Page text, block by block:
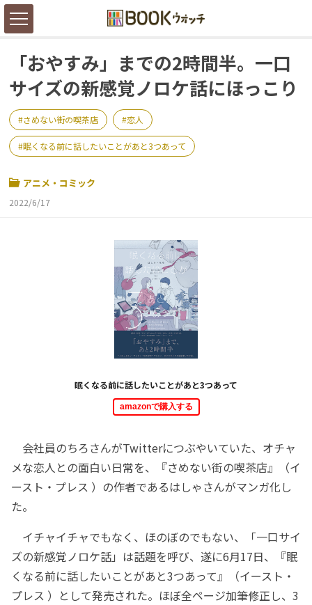
「おやすみ」までの2時間半。一口
サイズの新感覚ノロケ話にほっこり
さめない街の喫茶店 恋人
眠くなる前に話したいことがあと3つあって
アニメ・コミック
2022/6/17
眠くなる前に話したいことがあと3つあって
amazonで購入する
会社員のちろさんがTwitterにつぶやいていた、オチャ
メな恋人との面白い日常を、『さめない街の喫茶店』（イ
ースト・プレス ）の作者であるはしゃさんがマンガ化し
た。
イチャイチャでもなく、ほのぼのでもない、「一口サイ
ズの新感覚ノロケ話」は話題を呼び、遂に6月17日、『眠
くなる前に話したいことがあと3つあって』（イースト・
プレス ）として発売された。ほぼ全ページ加筆修正し、3